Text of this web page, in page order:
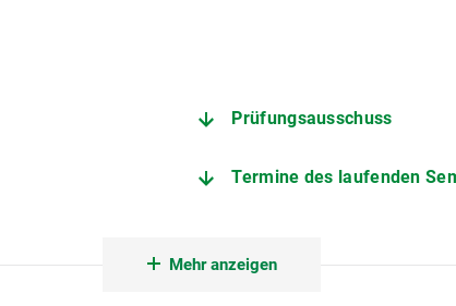
Prüfungsausschuss
Termine des laufenden
Mehr anzeigen